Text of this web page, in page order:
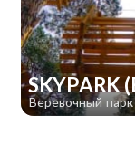
SKYPARK
Веревочный парк